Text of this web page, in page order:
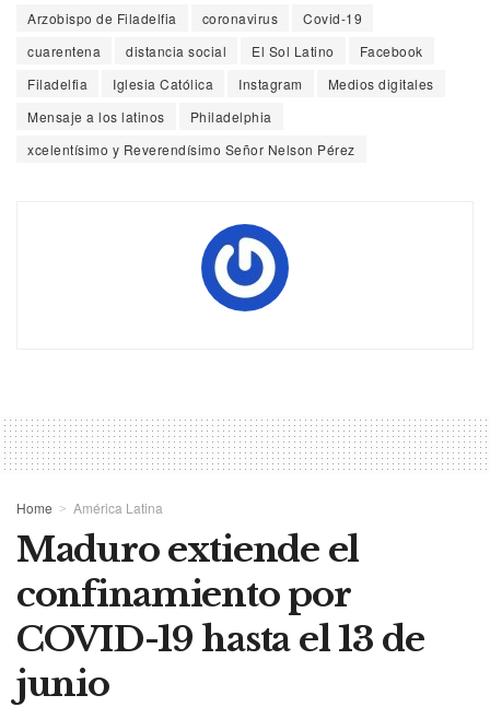
Arzobispo de Filadelfia coronavirus
Covid-19
cuarentena
distancia social El Sol Latino
Facebook
Filadelfia
Iglesia Católica Instagram
Medios digitales
Mensaje a los latinos
Philadelphia
xcelentísimo y Reverendísimo Señor Nelson Pérez
Home América Latina
Maduro extiende el
confinamiento por
COVID-19 hasta el 13 de
junio